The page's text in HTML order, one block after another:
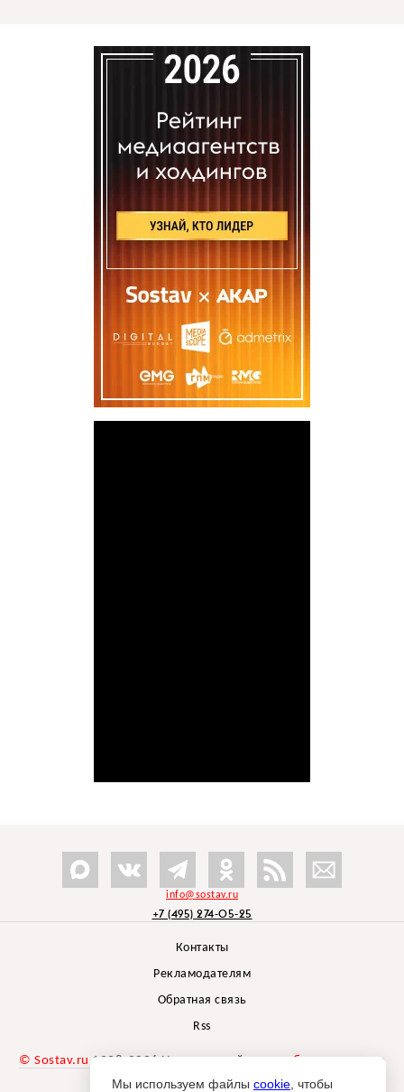
info@sostav.ru
+7 (495) 274-05-25
Контакты
Рекламодателям
Обратная связь
Rss
© Sostav.ru 1998-2026 Независимый проектбрендингового
агентства Depot
Мы используем файлы cookie , чтобы